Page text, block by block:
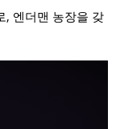
엔더맨 농장을 갖